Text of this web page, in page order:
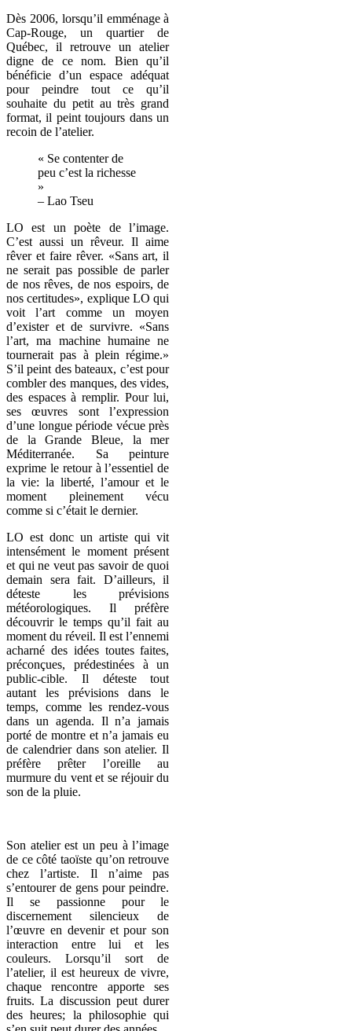
Dès 2006, lorsqu’il emménage à
Cap-Rouge, un quartier de
Québec, il retrouve un atelier
digne de ce nom. Bien qu’il
bénéficie d’un espace adéquat
pour peindre tout ce qu’il
souhaite du petit au très grand
format, il peint toujours dans un
recoin de l’atelier.
« Se contenter de
peu c’est la richesse
»
– Lao Tseu
LO est un poète de l’image.
C’est aussi un rêveur. Il aime
rêver et faire rêver. «Sans art, il
ne serait pas possible de parler
de nos rêves, de nos espoirs, de
nos certitudes», explique LO qui
voit l’art comme un moyen
d’exister et de survivre. «Sans
l’art, ma machine humaine ne
tournerait pas à plein régime.»
S’il peint des bateaux, c’est pour
combler des manques, des vides,
des espaces à remplir. Pour lui,
ses œuvres sont l’expression
d’une longue période vécue près
de la Grande Bleue, la mer
Méditerranée. Sa peinture
exprime le retour à l’essentiel de
la vie: la liberté, l’amour et le
moment pleinement vécu
comme si c’était le dernier.
LO est donc un artiste qui vit
intensément le moment présent
et qui ne veut pas savoir de quoi
demain sera fait. D’ailleurs, il
déteste les prévisions
météorologiques. Il préfère
découvrir le temps qu’il fait au
moment du réveil. Il est l’ennemi
acharné des idées toutes faites,
préconçues, prédestinées à un
public-cible. Il déteste tout
autant les prévisions dans le
temps, comme les rendez-vous
dans un agenda. Il n’a jamais
porté de montre et n’a jamais eu
de calendrier dans son atelier. Il
préfère prêter l’oreille au
murmure du vent et se réjouir du
son de la pluie.
Son atelier est un peu à l’image
de ce côté taoïste qu’on retrouve
chez l’artiste. Il n’aime pas
s’entourer de gens pour peindre.
Il se passionne pour le
discernement silencieux de
l’œuvre en devenir et pour son
interaction entre lui et les
couleurs. Lorsqu’il sort de
l’atelier, il est heureux de vivre,
chaque rencontre apporte ses
fruits. La discussion peut durer
des heures; la philosophie qui